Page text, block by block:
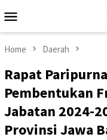
to
contentMenu
Home Daerah
Rapat
Pembentukan
Jabatan 2024-
Provinsi Jawa